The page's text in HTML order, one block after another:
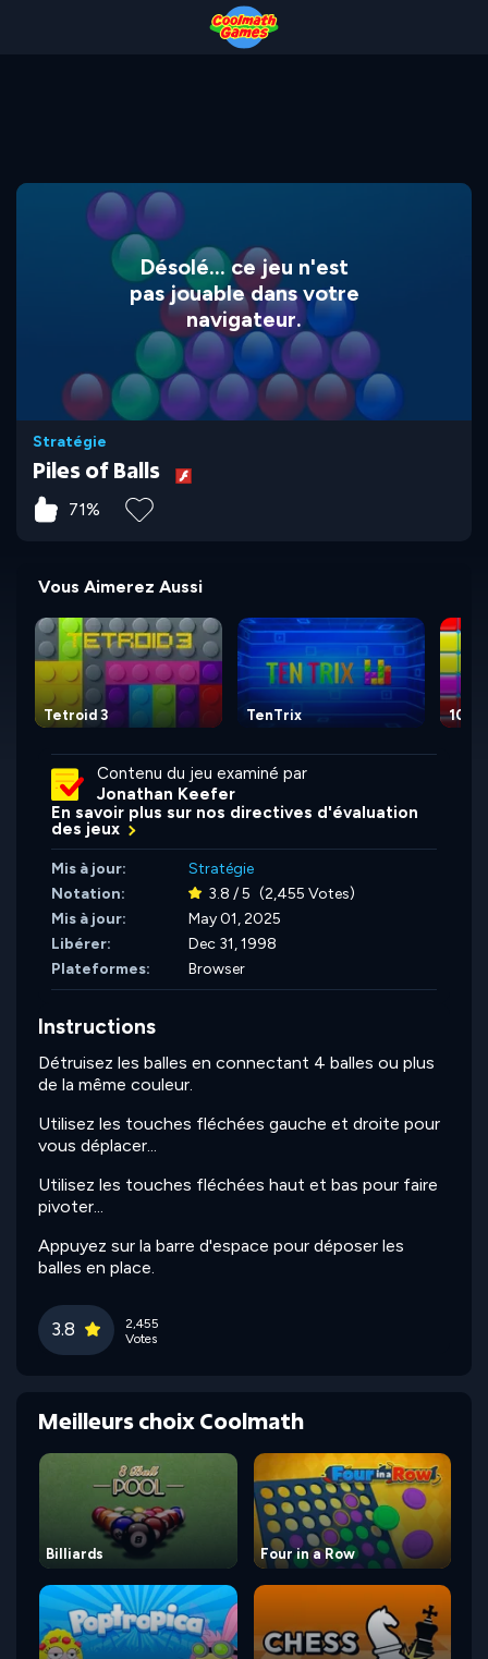
Désolé... ce jeu n'est
pas jouable dans votre
navigateur.
Stratégie
Piles of Balls
71%
Vous Aimerez Aussi
Tetroid 3 TenTrix 10x10
Contenu du jeu examiné par
Jonathan Keefer
En savoir plus sur nos directives d'évaluation
des jeux
Mis à jour:
Stratégie
Notation:
3.8 / 5 (2,455 Votes)
Mis à jour:
May 01, 2025
Libérer:
Dec 31, 1998
Plateformes:
Browser
Instructions
Détruisez les balles en connectant 4 balles ou plus
de la même couleur.
Utilisez les touches fléchées gauche et droite pour
vous déplacer...
Utilisez les touches fléchées haut et bas pour faire
pivoter...
Appuyez sur la barre d'espace pour déposer les
balles en place.
3.8
2,455
Votes
Meilleurs choix Coolmath
Billiards Four in a Row